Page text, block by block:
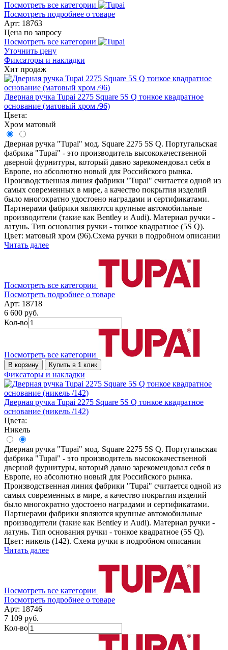
Посмотреть все категории
Посмотреть подробнее о товаре
Арт: 18763
Цена по запросу
Посмотреть все категории
Уточнить цену
Фиксаторы и накладки
Хит продаж
Дверная ручка Tupai 2275 Square 5S Q тонкое квадратное
основание (матовый хром /96)
Цвета:
Хром матовый
Дверная ручка "Tupai" мод. Square 2275 5S Q. Португальская
фабрика "Tupai" - это производитель высококачественной
дверной фурнитуры, который давно зарекомендовал себя в
Европе, но абсолютно новый для Российского рынка.
Производственная линия фабрики "Tupai" считается одной из
самых современных в мире, а качество покрытия изделий
было многократно удостоено наградами и сертификатами.
Партнерами фабрики являются крупные автомобильные
производители (такие как Bentley и Audi). Материал ручки -
латунь. Тип основания ручки - тонкое квадратное (5S Q).
Цвет: матовый хром (96).Схема ручки в подробном описании
Читать далее
Посмотреть все категории
Посмотреть подробнее о товаре
Арт: 18718
6 600 руб.
Кол-во
Посмотреть все категории
В корзину Купить в 1 клик
Фиксаторы и накладки
Дверная ручка Tupai 2275 Square 5S Q тонкое квадратное
основание (никель /142)
Цвета:
Никель
Дверная ручка "Tupai" мод. Square 2275 5S Q. Португальская
фабрика "Tupai" - это производитель высококачественной
дверной фурнитуры, который давно зарекомендовал себя в
Европе, но абсолютно новый для Российского рынка.
Производственная линия фабрики "Tupai" считается одной из
самых современных в мире, а качество покрытия изделий
было многократно удостоено наградами и сертификатами.
Партнерами фабрики являются крупные автомобильные
производители (такие как Bentley и Audi). Материал ручки -
латунь. Тип основания ручки - тонкое квадратное (5S Q).
Цвет: никель (142). Схема ручки в подробном описании
Читать далее
Посмотреть все категории
Посмотреть подробнее о товаре
Арт: 18746
7 109 руб.
Кол-во